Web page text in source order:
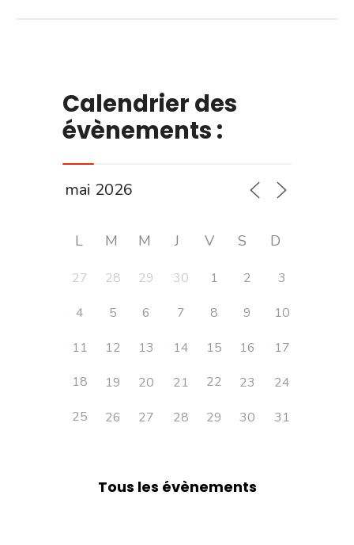
Calendrier des
évènements :
L M M J V S D
27 28 29 30 1 2
3
4
5 6 7 8 9
10
11
12 13 14 15 16
17
18
19 20 21 22 23
24
25
26 27 28 29 30 31
Tous les évènements